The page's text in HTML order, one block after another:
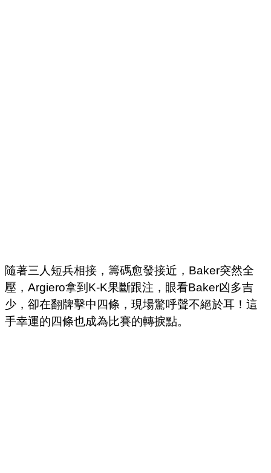
隨著三人短兵相接，籌碼愈發接近，Baker突然全
壓，Argiero拿到K-K果斷跟注，眼看Baker凶多吉
少，卻在翻牌擊中四條，現場驚呼聲不絕於耳！這
手幸運的四條也成為比賽的轉捩點。